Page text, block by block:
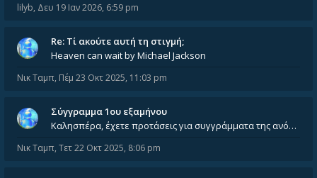
lilyb, Δευ 19 Ιαν 2026, 6:59 pm
Re: Tί ακούτε αυτή τη στιγμή;
Heaven can wait by Michael Jackson
Νικ Ταμπ, Πέμ 23 Οκτ 2025, 11:03 pm
Σύγγραμμα 1ου εξαμήνου
Καλησπέρα, έχετε προτάσεις για συγγράμματα της ανόργανης χημείας? Είμαι ανάμεσα σε Λιοδάκη, Chung και Atkins
Νικ Ταμπ, Τετ 22 Οκτ 2025, 8:06 pm